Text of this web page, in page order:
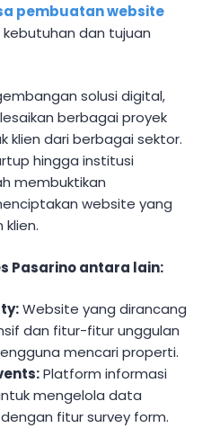
pembuatan website
dan tujuan
solusi digital,
berbagai proyek
dari berbagai sektor.
hingga institusi
membuktikan
website yang
Pasarino antara lain:
Website yang dirancang
dan fitur-fitur unggulan
mencari properti.
Platform informasi
mengelola data
fitur survey form.